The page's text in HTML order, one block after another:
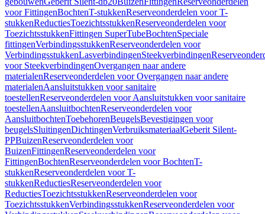
voor FittingenBochtenT-stukkenReserveonderdelen voor T-
stukkenReductiesToezichtsstukkenReserveonderdelen voor
ToezichtsstukkenFittingen SuperTubeBochtenSpeciale
fittingenVerbindingsstukkenReserveonderdelen voor
VerbindingsstukkenLasverbindingenSteekverbindingen
voor SteekverbindingenOvergangen naar andere
materialenReserveonderdelen voor Overgangen naar andere
materialenAansluitstukken voor sanitaire
toestellenReserveonderdelen voor Aansluitstukken voor sanitaire
toestellenAansluitbochtenReserveonderdelen voor
AansluitbochtenToebehorenBeugelsBevestigingen voor
beugelsSluitingenDichtingenVerbruiksmateriaalGeberit Silent-
PPBuizenReserveonderdelen voor
BuizenFittingenReserveonderdelen voor
FittingenBochtenReserveonderdelen voor BochtenT-
stukkenReserveonderdelen voor T-
stukkenReductiesReserveonderdelen voor
ReductiesToezichtsstukkenReserveonderdelen voor
ToezichtsstukkenVerbindingsstukkenReserveonderdelen voor